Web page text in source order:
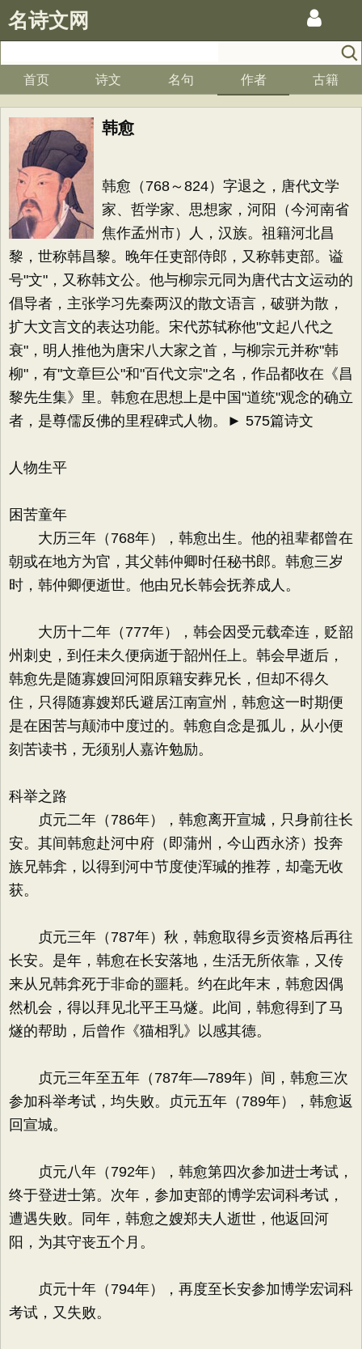
名诗文网
首页 诗文 名句 作者 古籍
韩愈
韩愈（768～824）字退之，唐代文学
家、哲学家、思想家，河阳（今河南省
焦作孟州市）人，汉族。祖籍河北昌
黎，世称韩昌黎。晚年任吏部侍郎，又称韩吏部。谥
号"文"，又称韩文公。他与柳宗元同为唐代古文运动的
倡导者，主张学习先秦两汉的散文语言，破骈为散，
扩大文言文的表达功能。宋代苏轼称他"文起八代之
衰"，明人推他为唐宋八大家之首，与柳宗元并称"韩
柳"，有"文章巨公"和"百代文宗"之名，作品都收在《昌
黎先生集》里。韩愈在思想上是中国"道统"观念的确立
者，是尊儒反佛的里程碑式人物。► 575篇诗文
人物生平
困苦童年
大历三年（768年），韩愈出生。他的祖辈都曾在
朝或在地方为官，其父韩仲卿时任秘书郎。韩愈三岁
时，韩仲卿便逝世。他由兄长韩会抚养成人。
大历十二年（777年），韩会因受元载牵连，贬韶
州刺史，到任未久便病逝于韶州任上。韩会早逝后，
韩愈先是随寡嫂回河阳原籍安葬兄长，但却不得久
住，只得随寡嫂郑氏避居江南宣州，韩愈这一时期便
是在困苦与颠沛中度过的。韩愈自念是孤儿，从小便
刻苦读书，无须别人嘉许勉励。
科举之路
贞元二年（786年），韩愈离开宣城，只身前往长
安。其间韩愈赴河中府（即蒲州，今山西永济）投奔
族兄韩弇，以得到河中节度使浑瑊的推荐，却毫无收
获。
贞元三年（787年）秋，韩愈取得乡贡资格后再往
长安。是年，韩愈在长安落地，生活无所依靠，又传
来从兄韩弇死于非命的噩耗。约在此年末，韩愈因偶
然机会，得以拜见北平王马燧。此间，韩愈得到了马
燧的帮助，后曾作《猫相乳》以感其德。
贞元三年至五年（787年—789年）间，韩愈三次
参加科举考试，均失败。贞元五年（789年），韩愈返
回宣城。
贞元八年（792年），韩愈第四次参加进士考试，
终于登进士第。次年，参加吏部的博学宏词科考试，
遭遇失败。同年，韩愈之嫂郑夫人逝世，他返回河
阳，为其守丧五个月。
贞元十年（794年），再度至长安参加博学宏词科
考试，又失败。